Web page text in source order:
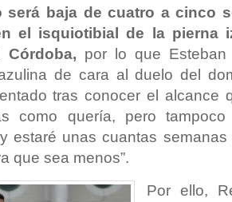
será baja de cuatro a cinco
el isquiotibial de la pierna
por lo que
de cara al duelo del
tras conocer el alcance
como quería, pero
estaré unas cuantas
que sea menos”.
Por ello,